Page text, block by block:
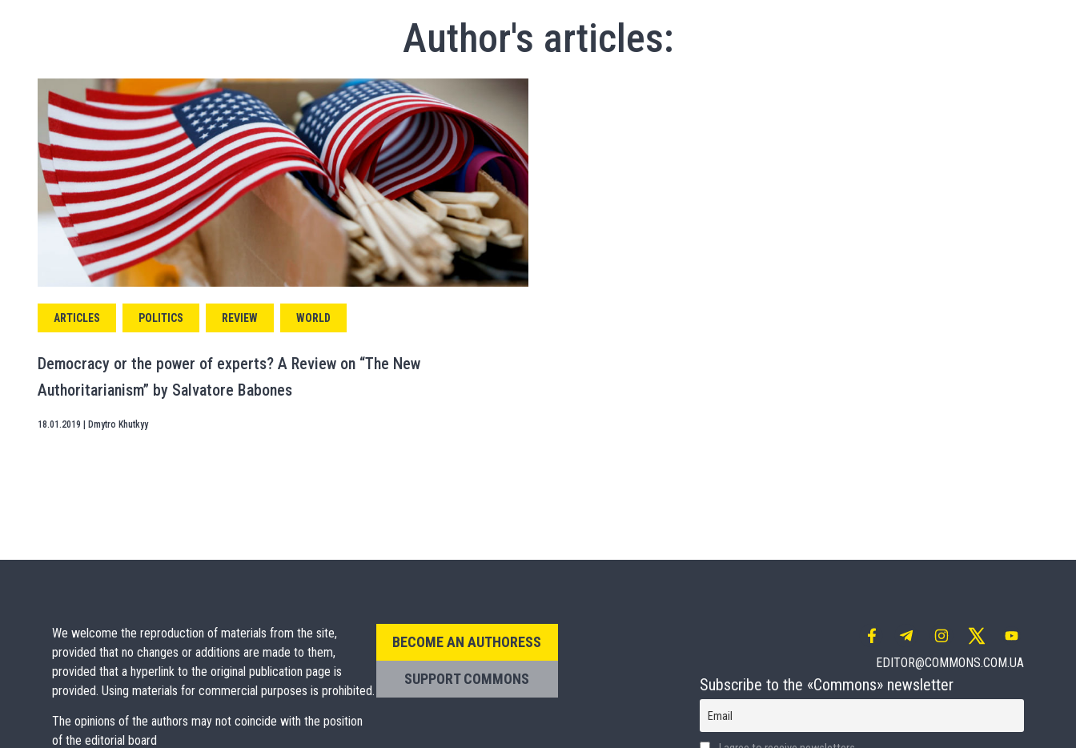
Author's articles:
ARTICLES POLITICS REVIEW WORLD
Democracy or the power of experts? A Review on “The New
Authoritarianism” by Salvatore Babones
18.01.2019 Dmytro Khutkyy
We welcome the reproduction of materials from the site,
provided that no changes or additions are made to them,
provided that a hyperlink to the original publication page is
provided. Using materials for commercial purposes is prohibited.
The opinions of the authors may not coincide with the position
of the editorial board
BECOME AN AUTHORESS
SUPPORT COMMONS
EDITOR@COMMONS.COM.UA
Subscribe to the «Commons» newsletter
Email